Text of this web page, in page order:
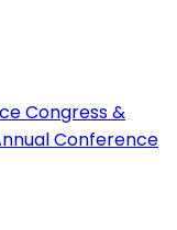
Congress &
Conference